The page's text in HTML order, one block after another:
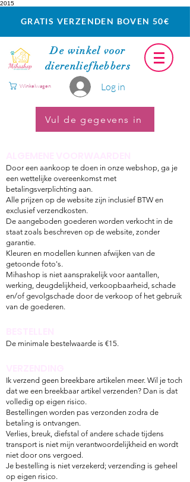
2015
GRATIS VERZENDEN BOVEN 50€
De winkel voor
dierenliefhebbers
Log in
Winkelwagen
Vul de gegevens in
Door een aankoop te doen in onze webshop, ga je
een wettelijke overeenkomst met
betalingsverplichting aan.
Alle prijzen op de website zijn inclusief BTW en
exclusief verzendkosten.
De aangeboden goederen worden verkocht in de
staat zoals beschreven op de website, zonder
garantie.
Kleuren en modellen kunnen afwijken van de
getoonde foto's.
Mihashop is niet aansprakelijk voor aantallen,
werking, deugdelijkheid, verkoopbaarheid, schade
en/of gevolgschade door de verkoop of het gebruik
van de goederen.
De minimale bestelwaarde is €15.
Ik verzend geen breekbare artikelen meer. Wil je toch
dat we een breekbaar artikel verzenden? Dan is dat
volledig op eigen risico.
Bestellingen worden pas verzonden zodra de
betaling is ontvangen.
Verlies, breuk, diefstal of andere schade tijdens
transport is niet mijn verantwoordelijkheid en wordt
niet door ons vergoed.
Je bestelling is niet verzekerd; verzending is geheel
op eigen risico.